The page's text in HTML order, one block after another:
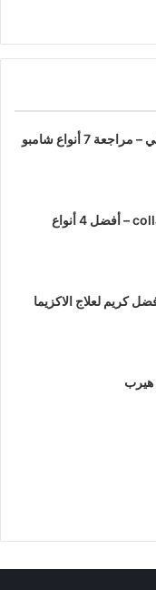
تجربتي مع شامبو جيوفاني – مراجعة 7 أنواع شامبو
كولاجين اي هيرب collagen – أفضل 4 أنواع
هيرب